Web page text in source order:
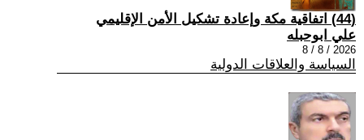
(44) اتفاقية مكة وإعادة تشكيل الأمن الإقليمي
علي ابوحبله
2026 / 8 / 8
السياسة والعلاقات الدولية